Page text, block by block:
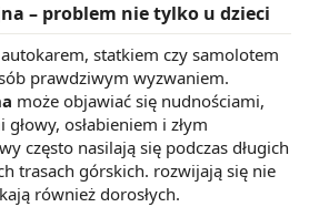
– problem nie tylko u dzieci
statkiem czy samolotem
prawdziwym wyzwaniem.
może objawiać się nudnościami,
osłabieniem i złym
często nasilają się podczas długich
trasach górskich. rozwijają się nie
również dorosłych.